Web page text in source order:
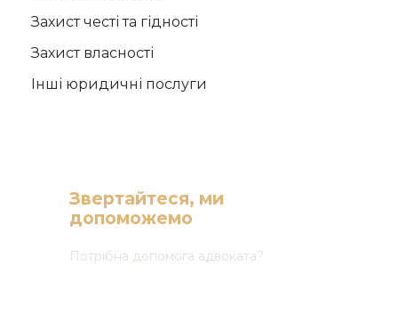
Захист честі та гідності
Захист власності
Інші юридичні послуги
Звертайтеся, ми
допоможемо
Потрібна допомога адвоката?